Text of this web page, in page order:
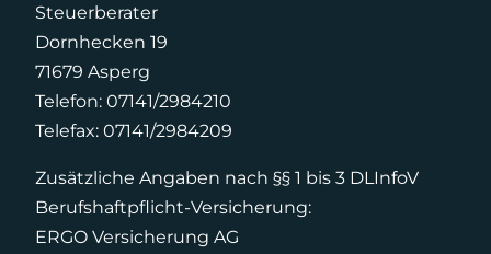
Steuerberater
Dornhecken 19
71679 Asperg
Telefon: 07141/2984210
Telefax: 07141/2984209
Zusätzliche Angaben nach §§ 1 bis 3 DLInfoV
Berufshaftpflicht-Versicherung:
ERGO Versicherung AG